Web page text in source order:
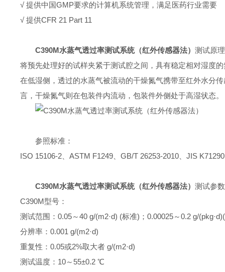
√ 提供中国GMP要求的计算机系统管理，满足医药行业需要
√ 提供CFR 21 Part 11
C390M水蒸气透过率测试系统（红外传感器法） 测试原
将预先处理好的试样夹紧于测试腔之间，具有稳定相对湿度
在低湿侧，透过的水蒸气被流动的干燥氮气携带至红外水分
言，干燥氮气则在包装件内流动，包装件外侧处于高湿状态。
参照标准：
ISO 15106-2、ASTM F1249、GB/T 26253-2010、JIS
C390M水蒸气透过率测试系统（红外传感器法） 测试参
C390M型号：
测试范围：0.05～40 g/(m2·d) (标准)；0.00025～0.2 g/
分辨率：0.001 g/(m2·d)
重复性：0.05或2%取大者 g/(m2·d)
测试温度：10～55±0.2 ℃